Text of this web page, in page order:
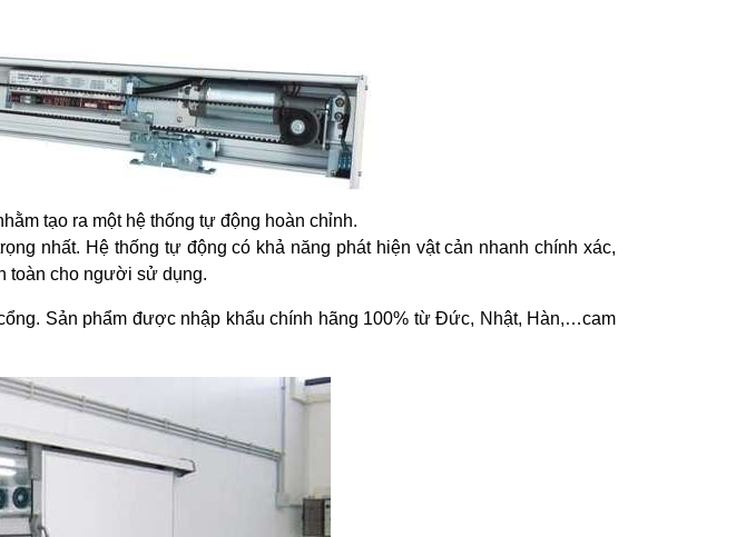
tạo ra một hệ thống tự động hoàn chỉnh.
nhất. Hệ thống tự động có khả năng phát hiện vật cản nhanh chính xác,
toàn cho người sử dụng.
Sản phẩm được nhập khẩu chính hãng 100% từ Đức, Nhật, Hàn,…cam